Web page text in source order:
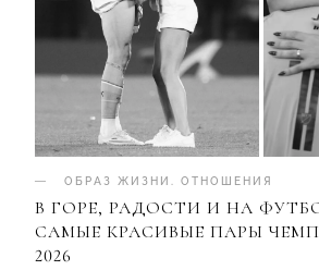
ОБРАЗ ЖИЗНИ . ОТНОШЕНИЯ
В ГОРЕ, РАДОСТИ И НА
САМЫЕ КРАСИВЫЕ ПАРЫ
2026